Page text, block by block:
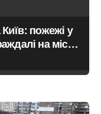
пожежі у
на місці